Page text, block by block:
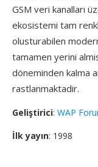
GSM veri kanalları
ekosistemi tam
olusturabilen
tamamen yerini
döneminden kalma
rastlanmaktadir.
Geliştirici: WAP
İlk yayın: 1998